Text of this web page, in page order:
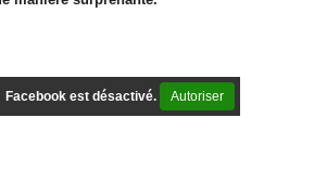
Facebook est désactivé. Autoriser